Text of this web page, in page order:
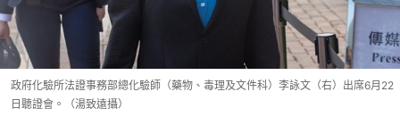
政府化驗所法證事務部總化驗師（藥物、毒理及文件科）李詠文（右）出席6月22
日聽證會。（湯致遠攝）